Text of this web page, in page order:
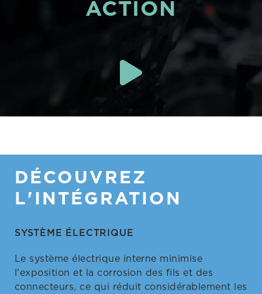
ACTION
DÉCOUVREZ
L'INTÉGRATION
SYSTÈME ÉLECTRIQUE
Le système électrique interne minimise
l'exposition et la corrosion des fils et des
connecteurs, ce qui réduit considérablement les